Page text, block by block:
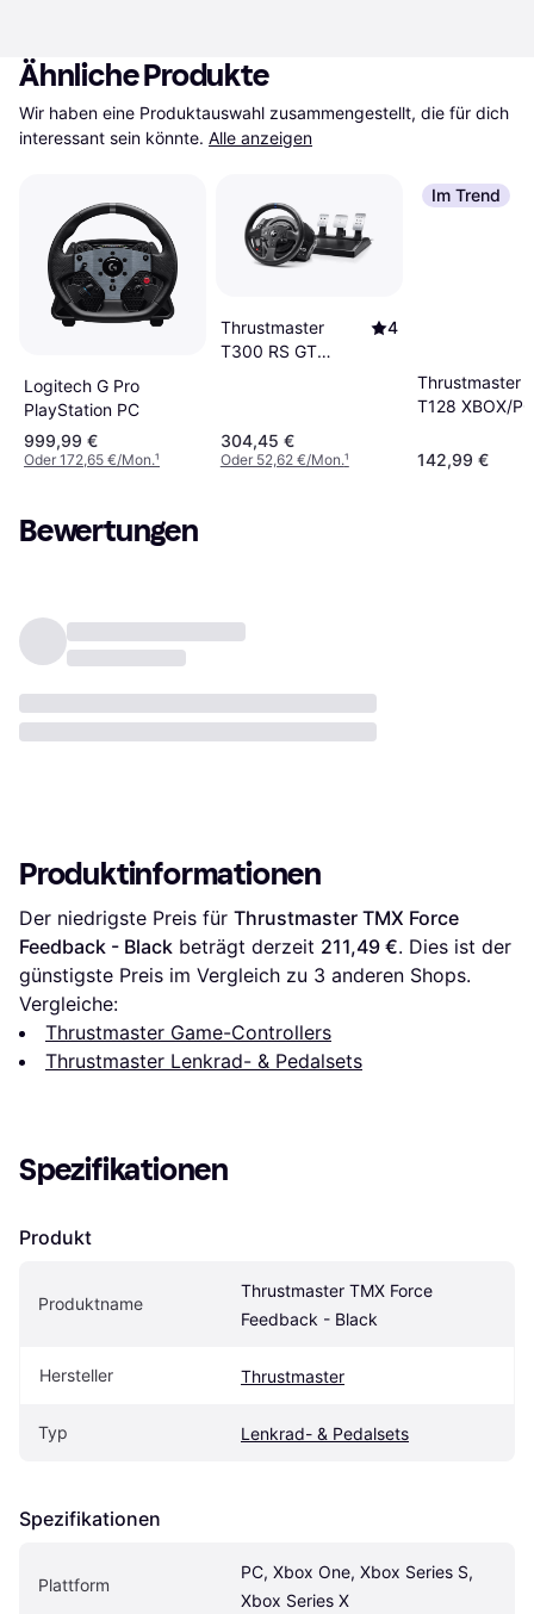
Ähnliche Produkte
Wir haben eine Produktauswahl zusammengestellt, die für dich
interessant sein könnte. Alle anzeigen
Logitech G Pro
PlayStation PC
999,99 €
Oder 172,65 €/Mon.¹
Thrustmaster
T300 RS GT
4
304,45 €
Oder 52,62 €/Mon.¹
Im Trend
Thrustmaster
T128 XBOX/
142,99 €
Bewertungen
Produktinformationen
Der niedrigste Preis für Thrustmaster TMX Force
Feedback - Black beträgt derzeit 211,49 €. Dies ist der
günstigste Preis im Vergleich zu 3 anderen Shops.
Vergleiche:
Thrustmaster Game-Controllers
Thrustmaster Lenkrad- & Pedalsets
Spezifikationen
Produkt
Produktname
Thrustmaster TMX Force
Feedback - Black
Hersteller Thrustmaster
Typ Lenkrad- & Pedalsets
Spezifikationen
Plattform
PC, Xbox One, Xbox Series S,
Xbox Series X